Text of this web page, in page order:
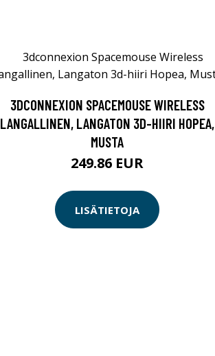
3DCONNEXION SPACEMOUSE WIRELESS
LANGALLINEN, LANGATON 3D-HIIRI HOPEA,
MUSTA
249.86 EUR
LISÄTIETOJA